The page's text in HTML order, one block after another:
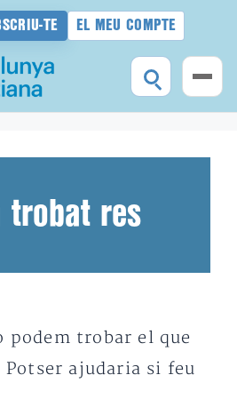
TE EL MEU COMPTE
trobat res
podem trobar el que
Potser ajudaria si feu